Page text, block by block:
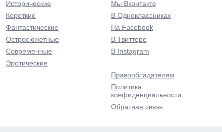
Исторические
Короткие
Фантастические
Остросюжетные
Современные
Эротические
Мы Вконтакте
В Одноклассниках
На Facebook
В Твиттере
В Instagram
Правообладателям
Политика
конфиденциальности
Обратная связь